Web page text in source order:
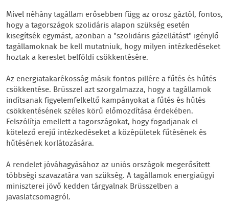
Mivel néhány tagállam erősebben függ az orosz gáztól, fontos,
hogy a tagországok szolidáris alapon szükség esetén
kisegítsék egymást, azonban a "szolidáris gázellátást" igénylő
tagállamoknak be kell mutatniuk, hogy milyen intézkedéseket
hoztak a kereslet belföldi csökkentésére.
Az energiatakarékosság másik fontos pillére a fűtés és hűtés
csökkentése. Brüsszel azt szorgalmazza, hogy a tagállamok
indítsanak figyelemfelkeltő kampányokat a fűtés és hűtés
csökkentésének széles körű előmozdítása érdekében.
Felszólítja emellett a tagországokat, hogy fogadjanak el
kötelező erejű intézkedéseket a középületek fűtésének és
hűtésének korlátozására.
A rendelet jóváhagyásához az uniós országok megerősített
többségi szavazatára van szükség. A tagállamok energiaügyi
miniszterei jövő kedden tárgyalnak Brüsszelben a
javaslatcsomagról.